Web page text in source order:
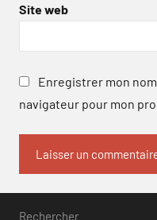
Site web
Enregistrer mon
navigateur pour mon
Rechercher